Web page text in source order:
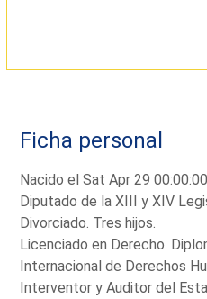
Ficha personal
Nacido el Sat Apr 29
Diputado de la XIII y XIV
Divorciado. Tres hijos.
Licenciado en Derecho.
Internacional de Derechos
Interventor y Auditor del